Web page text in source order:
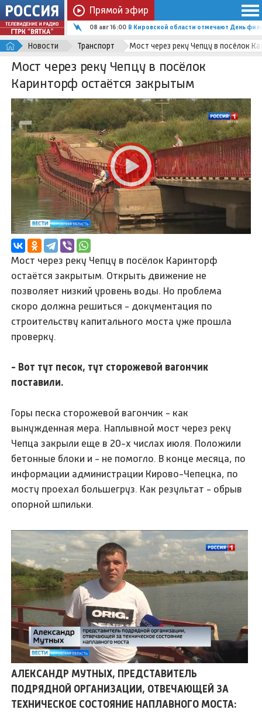
Прямой эфир
08 авг 15:44 Велофестиваль в Кирове объединил
Новости Транспорт Мост через реку Чепцу в посёлок
Мост через реку Чепцу в посёлок
Каринторф остаётся закрытым
Мост через реку Чепцу в посёлок Каринторф
остаётся закрытым. Открыть движение не
позволяет низкий уровень воды. Но проблема
скоро должна решиться - документация по
строительству капитального моста уже прошла
проверку.
- Вот тут песок, тут сторожевой вагончик
поставили.
Горы песка сторожевой вагончик - как
вынужденная мера. Наплывной мост через реку
Чепца закрыли еще в 20-х числах июля. Положили
бетонные блоки и - не помогло. В конце месяца, по
информации администрации Кирово-Чепецка, по
мосту проехал большегруз. Как результат - обрыв
опорной шпильки.
АЛЕКСАНДР МУТНЫХ, ПРЕДСТАВИТЕЛЬ
ПОДРЯДНОЙ ОРГАНИЗАЦИИ, ОТВЕЧАЮЩЕЙ ЗА
ТЕХНИЧЕСКОЕ СОСТОЯНИЕ НАПЛАВНОГО МОСТА: